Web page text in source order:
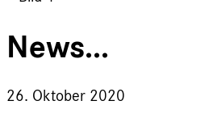
News...
26. Oktober 2020